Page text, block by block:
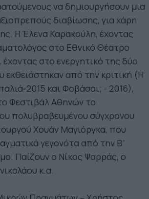
να δημιουργήσουν μια
διαβίωσης, για χάρη
H Έλενα Καρακούλη, έχοντας
στο Εθνικό Θέατρο
έχοντας στο ενεργητικό της δύο
εκθειάστηκαν από την κριτική (H
2015 και Φοβάσαι; - 2016),
Φεστιβάλ Αθηνών το
πολυβραβευμένου σύγχρονου
Χουάν Μαγιόργκα, που
γεγονότα από την Β’
Παίζουν ο Νίκος Ψαρράς, ο
κ.α.